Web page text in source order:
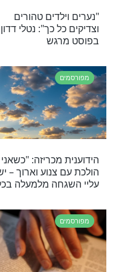
הוא היו תוכניות
הזמרת גלית
שם שמיים